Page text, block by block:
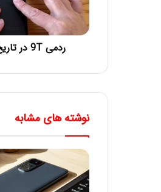
ردمی 9T در تاریخ 8 ژانویه معرفی می‌شود
نوشته های مشابه